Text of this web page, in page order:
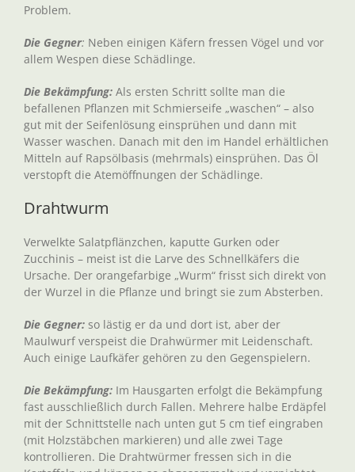
Problem.
Die Gegner: Neben einigen Käfern fressen Vögel und vor
allem Wespen diese Schädlinge.
Die Bekämpfung: Als ersten Schritt sollte man die
befallenen Pflanzen mit Schmierseife „waschen“ – also
gut mit der Seifenlösung einsprühen und dann mit
Wasser waschen. Danach mit den im Handel erhältlichen
Mitteln auf Rapsölbasis (mehrmals) einsprühen. Das Öl
verstopft die Atemöffnungen der Schädlinge.
Drahtwurm
Verwelkte Salatpflänzchen, kaputte Gurken oder
Zucchinis – meist ist die Larve des Schnellkäfers die
Ursache. Der orangefarbige „Wurm“ frisst sich direkt von
der Wurzel in die Pflanze und bringt sie zum Absterben.
Die Gegner: so lästig er da und dort ist, aber der
Maulwurf verspeist die Drahwürmer mit Leidenschaft.
Auch einige Laufkäfer gehören zu den Gegenspielern.
Die Bekämpfung: Im Hausgarten erfolgt die Bekämpfung
fast ausschließlich durch Fallen. Mehrere halbe Erdäpfel
mit der Schnittstelle nach unten gut 5 cm tief eingraben
(mit Holzstäbchen markieren) und alle zwei Tage
kontrollieren. Die Drahtwürmer fressen sich in die